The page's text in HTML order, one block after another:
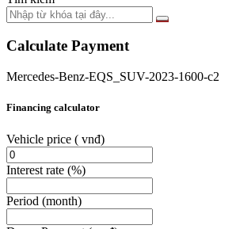
Calculate Payment
Mercedes-Benz-EQS_SUV-2023-1600-c2
Financing calculator
Vehicle price ( vnđ)
Interest rate (%)
Period (month)